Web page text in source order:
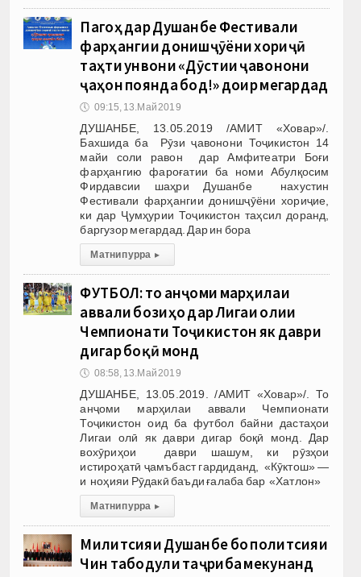
Пагоҳ дар Душанбе Фестивали
фарҳангии донишҷӯёни хориҷӣ
таҳти унвони «Дӯстии ҷавонони
ҷаҳон поянда бод!» доир мегардад
🕔 09:15, 13.Май 2019
ДУШАНБЕ, 13.05.2019 /АМИТ «Ховар»/.
Бахшида ба Рӯзи ҷавонони Тоҷикистон 14
майи соли равон дар Амфитеатри Боғи
фарҳангию фароғатии ба номи Абулқосим
Фирдавсии шаҳри Душанбе нахустин
Фестивали фарҳангии донишҷӯёни хориҷие,
ки дар Ҷумҳурии Тоҷикистон таҳсил доранд,
баргузор мегардад. Дар ин бора
Матни пурра ▸
ФУТБОЛ: то анҷоми марҳилаи
аввали бозиҳо дар Лигаи олии
Чемпионати Тоҷикистон як даври
дигар боқӣ монд
🕔 08:58, 13.Май 2019
ДУШАНБЕ, 13.05.2019. /АМИТ «Ховар»/. То
анҷоми марҳилаи аввали Чемпионати
Тоҷикистон оид ба футбол байни дастаҳои
Лигаи олӣ як даври дигар боқӣ монд. Дар
вохӯриҳои даври шашум, ки рӯзҳои
истироҳатӣ ҷамъбаст гардиданд, «Кӯктош» —
и ноҳияи Рӯдакӣ баъди ғалаба бар «Хатлон»
Матни пурра ▸
Милитсияи Душанбе бо политсияи
Чин табодули таҷриба мекунанд